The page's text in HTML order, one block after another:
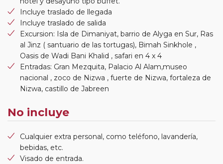
Incluye traslado de llegada
Incluye traslado de salida
Excursion: Isla de Dimaniyat, barrio de Alyga en Sur, Ras
al Jinz ( santuario de las tortugas), Bimah Sinkhole ,
Oasis de Wadi Bani Khalid , safari en 4 x 4
Entradas: Gran Mezquita, Palacio Al Alam,museo
nacional , zoco de Nizwa , fuerte de Nizwa, fortaleza de
Nizwa, castillo de Jabreen
No incluye
Cualquier extra personal, como teléfono, lavandería,
bebidas, etc.
Visado de entrada.